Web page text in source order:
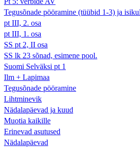
Tegusõnade pööramine (tüübid 1-3) ja
pt III, 2. osa
pt III, 1. osa
SS pt 2, II osa
SS lk 23 sõnad, esimene pool.
Suomi Selväksi pt 1
Ilm + Lapimaa
Tegusõnade pööramine
Lihtminevik
Nädalapäevad ja kuud
Muotia kaikille
Erinevad asutused
Nädalapäevad